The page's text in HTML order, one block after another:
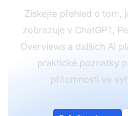
Získejte přehled o tom,
zobrazuje v ChatGPT,
Overviews a dalších AI
praktické poznatky
přítomnosti ve